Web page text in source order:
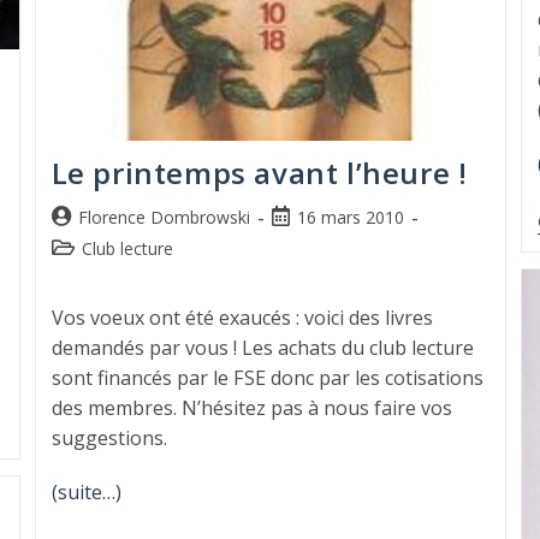
Le printemps avant l’heure !
Florence Dombrowski
16 mars 2010
Club lecture
Vos voeux ont été exaucés : voici des livres
demandés par vous ! Les achats du club lecture
sont financés par le FSE donc par les cotisations
des membres. N’hésitez pas à nous faire vos
suggestions.
(suite…)